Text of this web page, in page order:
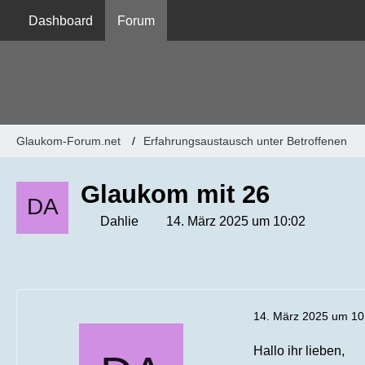
Dashboard Forum
Glaukom-Forum.net Erfahrungsaustausch unter Betroffenen
Glaukom mit 26
Dahlie 14. März 2025 um 10:02
14. März 2025 um
Hallo ihr lieben,